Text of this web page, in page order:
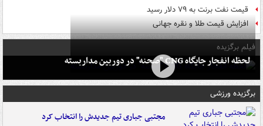
قیمت نفت برنت به ۷۹ دلار رسید
افزایش قیمت طلا و نقره جهانی
فیلم برگزیده
لحظه انفجار جایگاه CNG "صحنه" در دوربین مداربسته
برگزیده ورزشی
مجتبی جباری تیم جدیدش را انتخاب کرد